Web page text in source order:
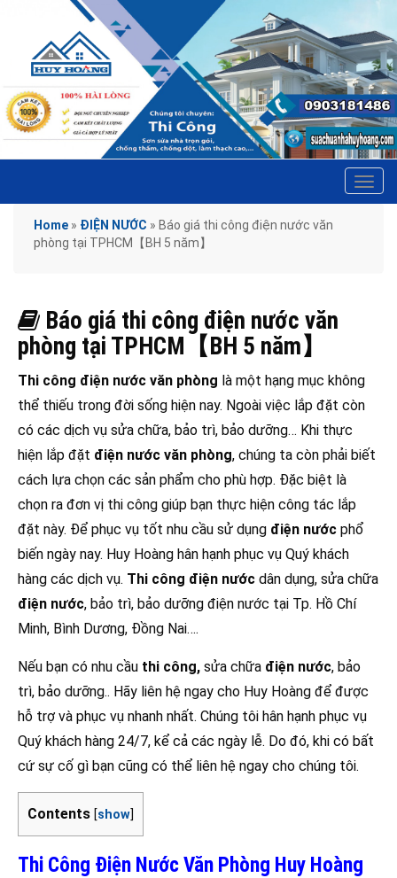
Home » ĐIỆN NƯỚC » Báo giá thi công điện nước văn
phòng tại TPHCM【BH 5 năm】
Báo giá thi công điện nước văn
phòng tại TPHCM【BH 5 năm】
Thi công điện nước văn phòng là một hạng mục không
thể thiếu trong đời sống hiện nay. Ngoài việc lắp đặt còn
có các dịch vụ sửa chữa, bảo trì, bảo dưỡng… Khi thực
hiện lắp đặt điện nước văn phòng, chúng ta còn phải biết
cách lựa chọn các sản phẩm cho phù hợp. Đặc biệt là
chọn ra đơn vị thi công giúp bạn thực hiện công tác lắp
đặt này. Để phục vụ tốt nhu cầu sử dụng điện nước phổ
biến ngày nay. Huy Hoàng hân hạnh phục vụ Quý khách
hàng các dịch vụ. Thi công điện nước dân dụng, sửa chữa
điện nước, bảo trì, bảo dưỡng điện nước tại Tp. Hồ Chí
Minh, Bình Dương, Đồng Nai….
Nếu bạn có nhu cầu thi công, sửa chữa điện nước, bảo
trì, bảo dưỡng.. Hãy liên hệ ngay cho Huy Hoàng để được
hỗ trợ và phục vụ nhanh nhất. Chúng tôi hân hạnh phục vụ
Quý khách hàng 24/7, kể cả các ngày lễ. Do đó, khi có bất
cứ sự cố gì bạn cũng có thể liên hệ ngay cho chúng tôi.
Contents [show]
Thi Công Điện Nước Văn Phòng Huy Hoàng